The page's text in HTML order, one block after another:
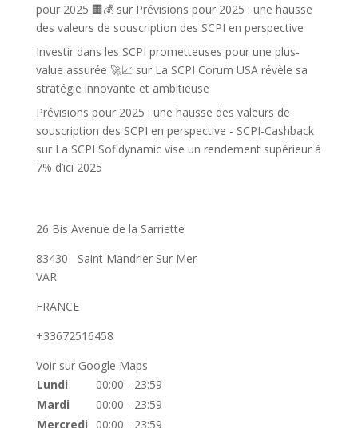
pour 2025 🏢💰sur Prévisions pour 2025 : une hausse
des valeurs de souscription des SCPI en perspective
Investir dans les SCPI prometteuses pour une plus-
value assurée 🚀📈 sur La SCPI Corum USA révèle sa
stratégie innovante et ambitieuse
Prévisions pour 2025 : une hausse des valeurs de
souscription des SCPI en perspective - SCPI-Cashback
sur La SCPI Sofidynamic vise un rendement supérieur à
7% d’ici 2025
26 Bis Avenue de la Sarriette
83430
Saint Mandrier Sur Mer
VAR
FRANCE
+33672516458
Voir sur Google Maps
Lundi
00:00 - 23:59
Mardi
00:00 - 23:59
Mercredi
00:00 - 23:59